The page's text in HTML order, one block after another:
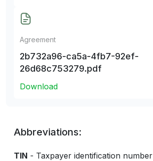
Agreement
2b732a96-ca5a-4fb7-92ef-
26d68c753279.pdf
Download
Abbreviations:
TIN - Taxpayer identification number